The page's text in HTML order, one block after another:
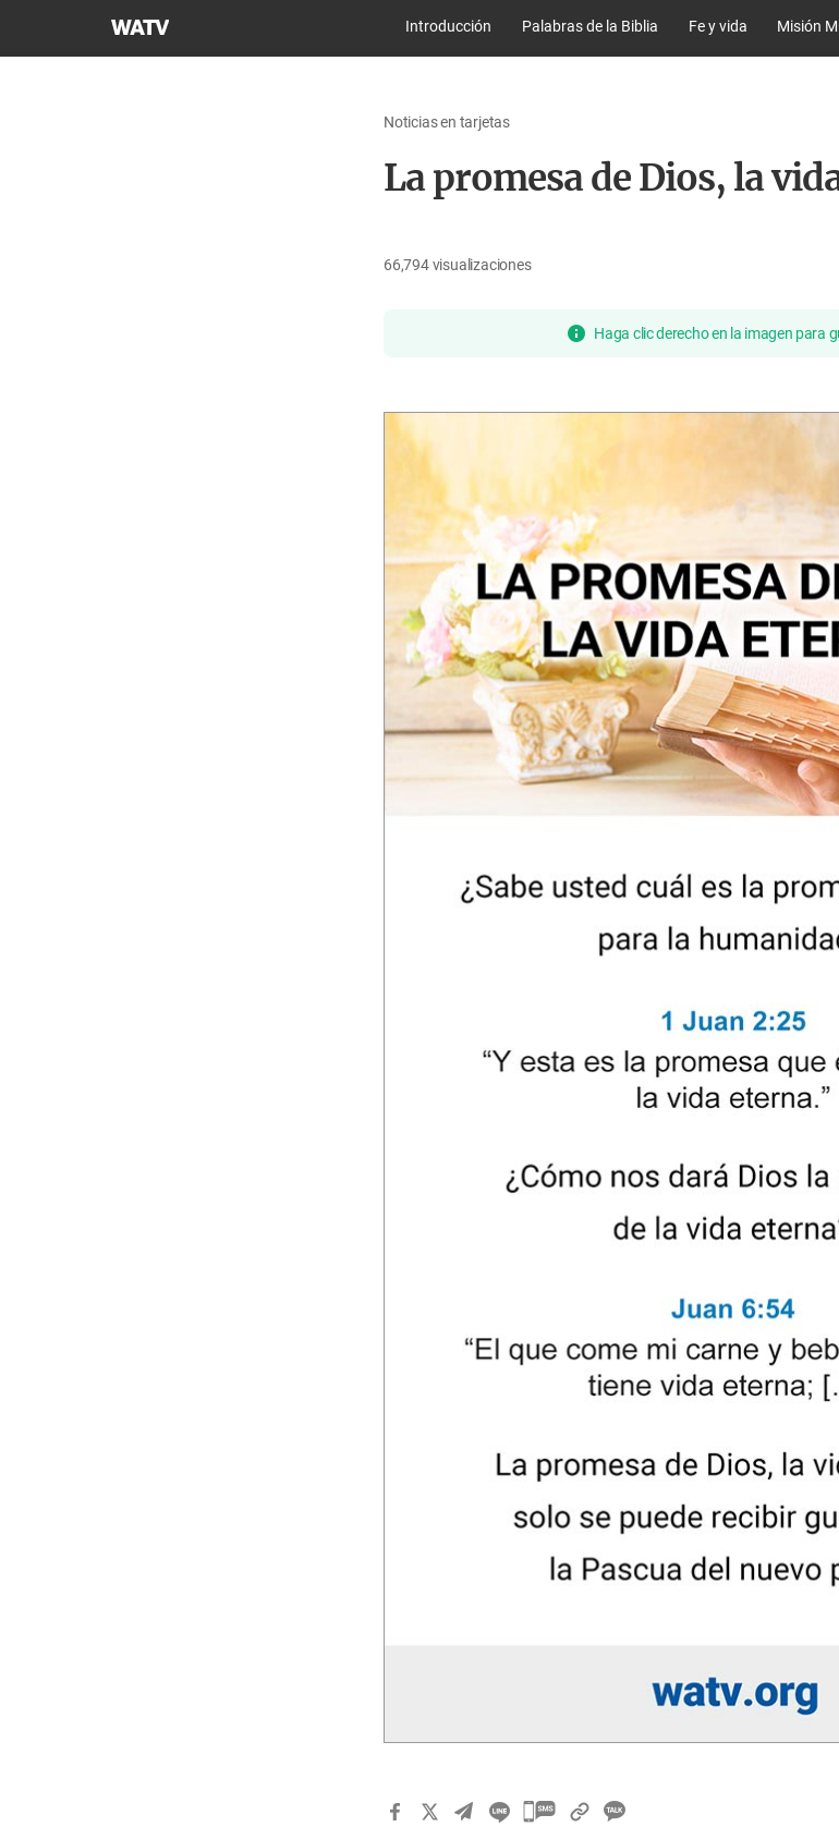
Iglesia
Introducción Palabras de la Biblia Fe y vida Misión
Noticias en tarjetas
La promesa de Dios, la
66,794visualizaciones
Haga clic derecho en la imagen para
카